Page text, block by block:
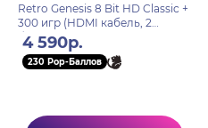
Retro Genesis 8 Bit HD Classic +
300 игр (HDMI кабель, 2
беспроводных li-ion
джойстика)
4 590р.
230 Pop-Баллов